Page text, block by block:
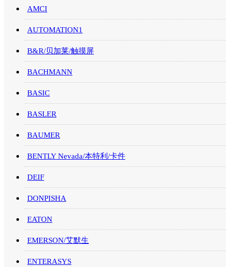
AMCI
AUTOMATION1
B&R/贝加莱/触摸屏
BACHMANN
BASIC
BASLER
BAUMER
BENTLY Nevada/本特利/卡件
DEIF
DONPISHA
EATON
EMERSON/艾默生
ENTERASYS